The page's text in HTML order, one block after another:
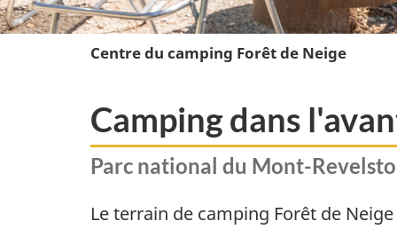
Centre du camping Forêt de Neige
Camping dans
Parc national du Mont-
Le terrain de camping Forêt de